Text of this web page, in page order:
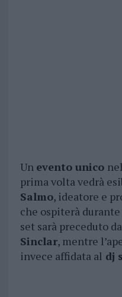
Un evento unico
prima volta vedrà
Salmo, ideatore e
che ospiterà
set sarà preceduto
Sinclar, mentre
invece affidata al dj